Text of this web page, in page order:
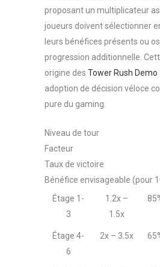
proposant un multiplicateur
joueurs doivent sélectionner
leurs bénéfices présents ou
progression additionnelle.
origine des Tower Rush Demo
adoption de décision véloce
pure du gaming.
Niveau de tour
Facteur
Taux de victoire
Bénéfice envisageable (pour
Étage 1-
3
1.2x –
1.5x
Étage 4-
6
2x – 3.5x